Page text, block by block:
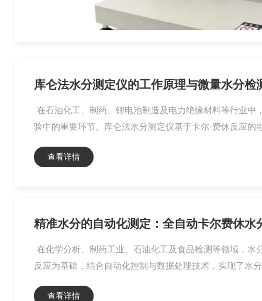
库仑法水分测定仪的工作原理与微量水分检
在石油化工、制药、锂电池制造及电力绝缘材料等行业
验中的重要环节。库仑法水分测定仪基于卡尔·费休反应
查看详情
精准水分的自动化测定：全自动卡尔费休水
在化学分析、制药工业、石油化工及食品检测等领域，
反应为基础，结合自动化控制与数据处理技术，实现了水
查看详情